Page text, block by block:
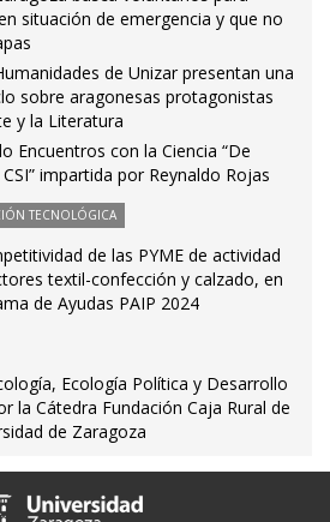
situación de emergencia y que no
de Unizar presentan una
sobre aragonesas protagonistas
y la Literatura
Encuentros con la Ciencia “De
impartida por Reynaldo Rojas
TECNOLÓGICA
de las PYME de actividad
textil-confección y calzado, en
de Ayudas PAIP 2024
Ecología Política y Desarrollo
la Cátedra Fundación Caja Rural de
de Zaragoza